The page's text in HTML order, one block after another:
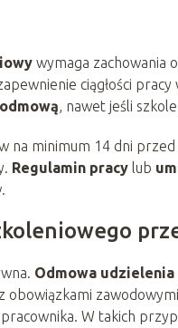
wymaga zachowania
ciągłości
odmową, nawet jeśli
na minimum 14 dni
Regulamin pracy lub
Odmowa
W takich